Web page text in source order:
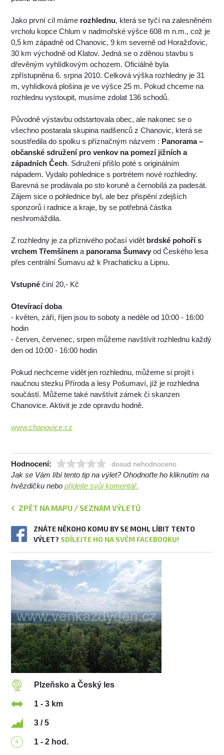
Jako první cíl máme rozhlednu, která se tyčí na zalesněném
vrcholu kopce Chlum v nadmořské výšce 608 m n.m., což je
0,5 km západně od Chanovic, 9 km severně od Horažďovic,
30 km východně od Klatov. Jedná se o zděnou stavbu s
dřevěným vyhlídkovým ochozem. Oficiálně byla
zpřístupněna 6. srpna 2010. Celková výška rozhledny je 31
m, vyhlídková plošina je ve výšce 25 m. Pokud chceme na
rozhlednu vystoupit, musíme zdolat 136 schodů.
Původně výstavbu odstartovala obec, ale nakonec se o
všechno postarala skupina nadšenců z Chanovic, která se
soustředila do spolku s příznačným názvem : Panorama –
občanské sdružení pro venkov na pomezí jižních a
západních Čech. Sdružení přišlo poté s originálním
nápadem. Vydalo pohlednice s portrétem nové rozhledny.
Barevná se prodávala po sto koruně a černobílá za padesát.
Zájem sice o pohlednice byl, ale bez přispění zdejších
sponzorů i radnice a kraje, by se potřebná částka
neshromáždila.
Z rozhledny je za příznivého počasí vidět brdské pohoří s
vrchem Třemšínem a panorama Šumavy od Českého lesa
přes centrální Šumavu až k Prachaticku a Lipnu.
Vstupné činí 20,- Kč
Otevírací doba
- květen, září, říjen jsou to soboty a neděle od 10:00 - 16:00
hodin
- červen, červenec, srpen můžeme navštívit rozhlednu každý
den od 10:00 - 16:00 hodin
Pokud nechceme vidět jen rozhlednu, můžeme si projít i
naučnou stezku Příroda a lesy Pošumaví, jíž je rozhledna
součástí. Můžeme také navštívit zámek či skanzen
Chanovice. Aktivit je zde opravdu hodně.
www.chanovice.cz
Hodnocení: dosud nehodnoceno
Jak se Vám líbí tento tip na výlet? Ohodnoťte ho kliknutím na
hvězdičku nebopřidejte svůj komentář.
ZPĚT NA MAPU / SEZNAM VÝLETŮ
ZNÁTE NĚKOHO KOMU BY SE MOHL LÍBIT TENTO
VÝLET? SDÍLEJTE HO NA SVÉM FACEBOOKU!
Plzeňsko a Český les
1 - 3 km
3 / 5
1 - 2 hod.